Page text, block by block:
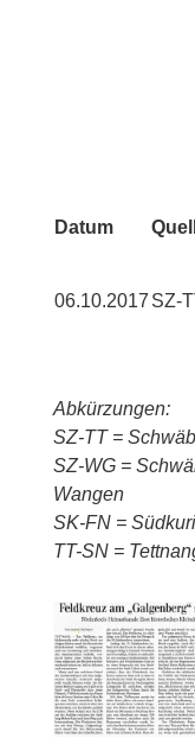
Datum
06.10.2017 SZ-
Abkürzungen:
SZ-TT =
SZ-WG =
Wangen
SK-FN =
TT-SN =